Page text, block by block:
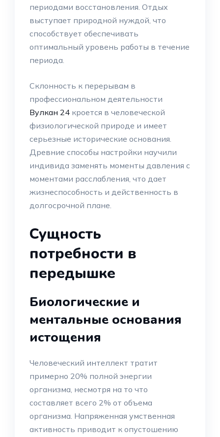
периодами восстановления. Отдых
выступает природной нуждой, что
способствует обеспечивать
оптимальный уровень работы в течение
периода.
Склонность к перерывам в
профессиональном деятельности
Вулкан 24 кроется в человеческой
физиологической природе и имеет
серьезные исторические основания.
Древние способы настройки научили
индивида заменять моменты давления с
моментами расслабления, что дает
жизнеспособность и действенность в
долгосрочной плане.
Сущность
потребности в
передышке
Биологические и
ментальные основания
истощения
Человеческий интеллект тратит
примерно 20% полной энергии
организма, несмотря на то что
составляет всего 2% от объема
организма. Напряженная умственная
активность приводит к опустошению